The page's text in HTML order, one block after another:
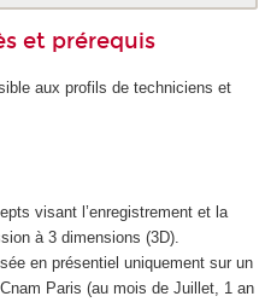
et prérequis
aux profils de techniciens et
visant l’enregistrement et la
à 3 dimensions (3D).
en présentiel uniquement sur un
Paris (au mois de Juillet, 1 an